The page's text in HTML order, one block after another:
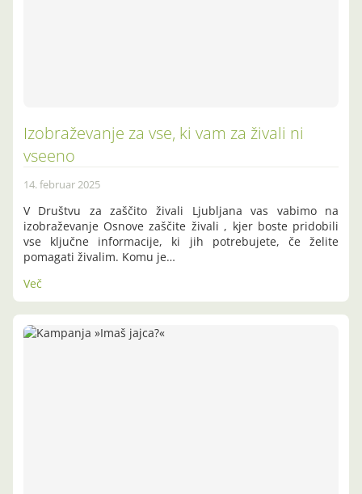
Izobraževanje za vse, ki vam za živali ni
vseeno
14. februar 2025
V Društvu za zaščito živali Ljubljana vas vabimo na
izobraževanje Osnove zaščite živali , kjer boste pridobili
vse ključne informacije, ki jih potrebujete, če želite
pomagati živalim. Komu je…
Več